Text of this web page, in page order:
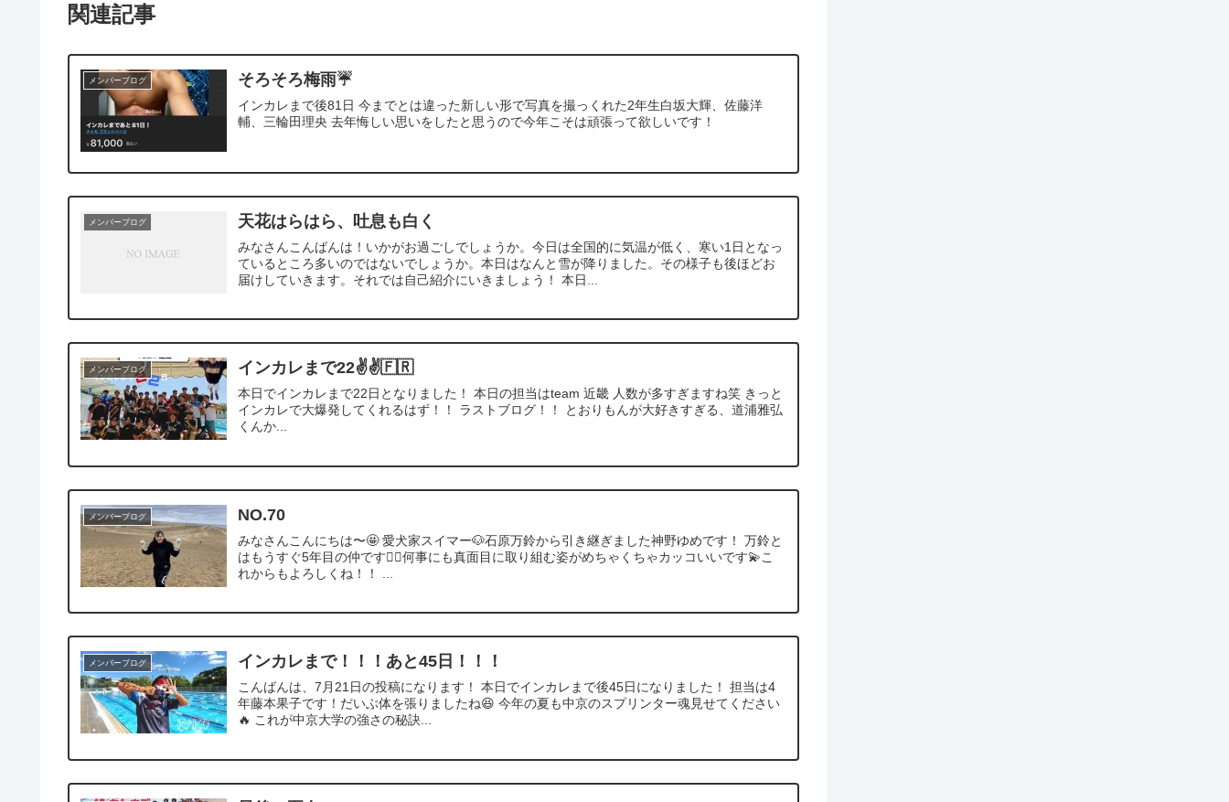
関連記事
メンバーブログ そろそろ梅雨☔️
インカレまで後81日 今までとは違った新しい形で写真を撮っくれた2年生白坂大輝、佐藤洋
輔、三輪田理央 去年悔しい思いをしたと思うので今年こそは頑張って欲しいです！
メンバーブログ 天花はらはら、吐息も白く
みなさんこんばんは！いかがお過ごしでしょうか。今日は全国的に気温が低く、寒い1日となっ
ているところ多いのではないでしょうか。本日はなんと雪が降りました。その様子も後ほどお
届けしていきます。それでは自己紹介にいきましょう！ 本日...
メンバーブログ インカレまで22✌️✌️🇫🇷
本日でインカレまで22日となりました！ 本日の担当はteam 近畿 人数が多すぎますね笑 きっと
インカレで大爆発してくれるはず！！ ラストブログ！！ とおりもんが大好きすぎる、道浦雅弘
くんか...
メンバーブログ NO.70
みなさんこんにちは〜🤩 愛犬家スイマー🐶石原万鈴から引き継ぎました神野ゆめです！ 万鈴と
はもうすぐ5年目の仲です❤️‍🔥何事にも真面目に取り組む姿がめちゃくちゃカッコいいです💫こ
れからもよろしくね！！ ...
メンバーブログ インカレまで！！！あと45日！！！
こんばんは、7月21日の投稿になります！ 本日でインカレまで後45日になりました！ 担当は4
年藤本果子です！だいぶ体を張りましたね😆 今年の夏も中京のスプリンター魂見せてください
🔥 これが中京大学の強さの秘訣...